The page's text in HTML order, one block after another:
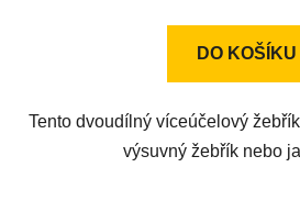
z
DO KOŠÍKU
Tento dvoudílný víceúčelový
výsuvný žebřík nebo